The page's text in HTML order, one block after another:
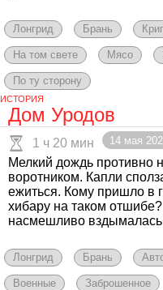
Лонгрид Брань
На том свете Мясо
По ту сторону
ИСТОРИЯ
Дом Уродов
1 ч 20 мин 14 мая
Мелкий дождь противно
воротником. Капли
ежиться. Кому пришло в
хибару на таком
насмешливо
Лонгрид Брань
Военные Заброшенное